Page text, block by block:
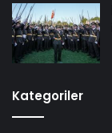
Kategoriler